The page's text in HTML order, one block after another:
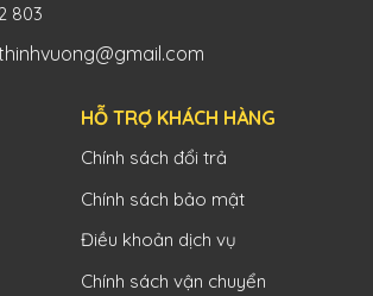
803
HỖ TRỢ KHÁCH HÀNG
Chính sách đổi trả
Chính sách bảo mật
Điều khoản dịch vụ
Chính sách vận chuyển